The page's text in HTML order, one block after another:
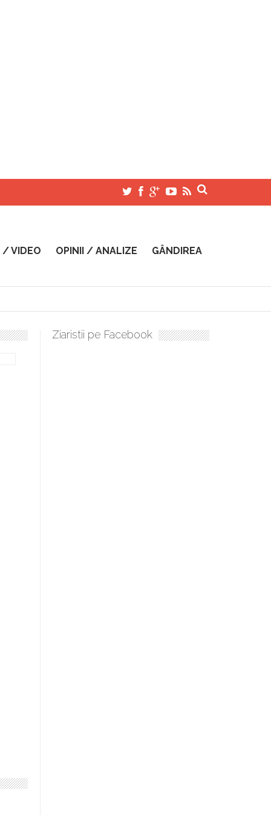
/ VIDEO OPINII / ANALIZE GÂNDIREA
sculați, boieri mari! Sara Nukina are nevoie de ajutorul
Ziaristii pe Facebook